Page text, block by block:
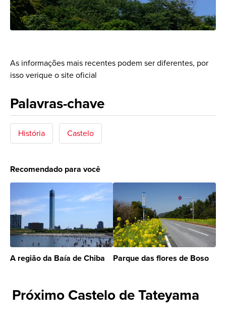
As informações mais recentes podem ser diferentes, por
isso verique o site oficial
Palavras-chave
História Castelo
Recomendado para você
A região da Baía de Chiba Parque das flores de Boso
Próximo Castelo de Tateyama